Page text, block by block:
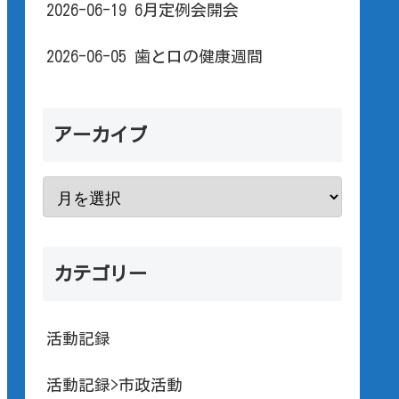
2026-06-19 6月定例会開会
2026-06-05 歯と口の健康週間
アーカイブ
カテゴリー
活動記録
活動記録>市政活動